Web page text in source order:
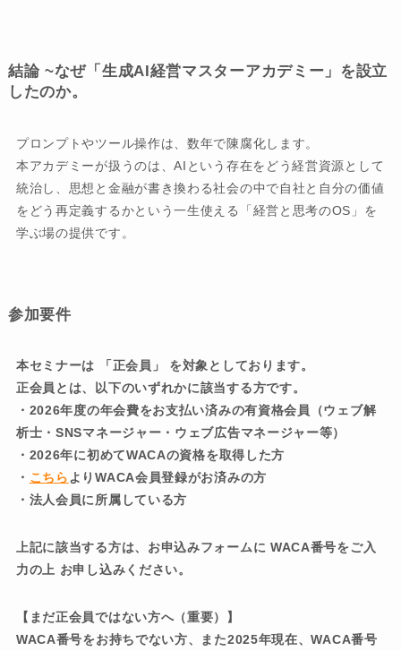
結論 ~なぜ「生成AI経営マスターアカデミー」を設立
したのか。
プロンプトやツール操作は、数年で陳腐化します。
本アカデミーが扱うのは、AIという存在をどう経営資源として
統治し、思想と金融が書き換わる社会の中で自社と自分の価値
をどう再定義するかという一生使える「経営と思考のOS」を
学ぶ場の提供です。
参加要件
本セミナーは 「正会員」 を対象としております。
正会員とは、以下のいずれかに該当する方です。
・2026年度の年会費をお支払い済みの有資格会員
（ウェブ解
析士・SNSマネージャー・ウェブ広告マネージャー等）
・2026年に初めてWACAの資格を取得した方
・ こちらよりWACA会員登録がお済みの方
・法人会員に所属している方
上記に該当する方は、お申込みフォームに WACA番号をご入
力の上 お申し込みください。
【まだ正会員ではない方へ（重要）】
WACA番号をお持ちでない方、また2025年現在、WACA番号